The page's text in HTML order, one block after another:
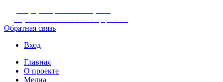
Обратная связь
Вход
Главная
О проекте
Медиа